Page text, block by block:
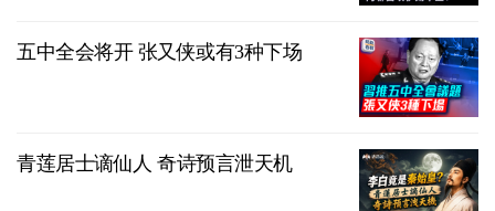
五中全会将开 张又侠或有3种下场
青莲居士谪仙人 奇诗预言泄天机